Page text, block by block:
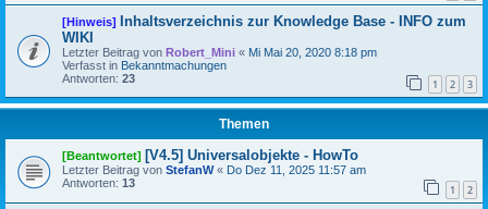
[Hinweis] Inhaltsverzeichnis zur Knowledge Base - INFO zum
WIKI
Letzter Beitrag von Robert_Mini « Mi Mai 20, 2020 8:18 pm
Verfasst in Bekanntmachungen
Antworten: 23 1 2 3
Themen
[Beantwortet] [V4.5] Universalobjekte - HowTo
Letzter Beitrag von StefanW« Do Dez 11, 2025 11:57 am
Antworten: 13 1 2